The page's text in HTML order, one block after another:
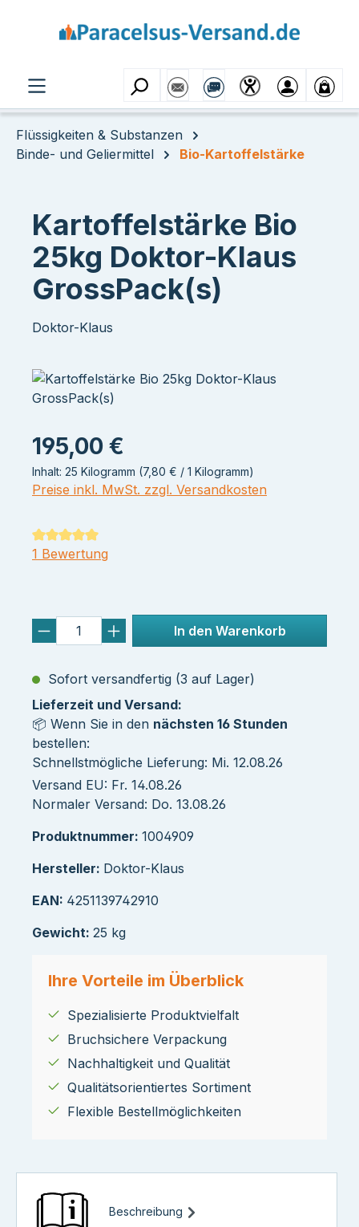
Flüssigkeiten & Substanzen
Binde- und Geliermittel
Bio-Kartoffelstärke
Kartoffelstärke Bio
25kg Doktor-Klaus
GrossPack(s)
Doktor-Klaus
195,00 €
Inhalt: 25 Kilogramm (7,80 € / 1 Kilogramm)
Preise inkl. MwSt. zzgl. Versandkosten
Durchschnittliche Bewertung von 5 von 5 Sternen
1 Bewertung
In den Warenkorb
Sofort versandfertig (3 auf Lager)
Lieferzeit und Versand:
📦 Wenn Sie in den nächsten 16 Stunden
bestellen:
Schnellstmögliche Lieferung: Mi. 12.08.26
Versand EU: Fr. 14.08.26
Normaler Versand: Do. 13.08.26
Produktnummer: 1004909
Hersteller: Doktor-Klaus
EAN: 4251139742910
Gewicht: 25 kg
Ihre Vorteile im Überblick
Spezialisierte Produktvielfalt
Bruchsichere Verpackung
Nachhaltigkeit und Qualität
Qualitätsorientiertes Sortiment
Flexible Bestellmöglichkeiten
Beschreibung